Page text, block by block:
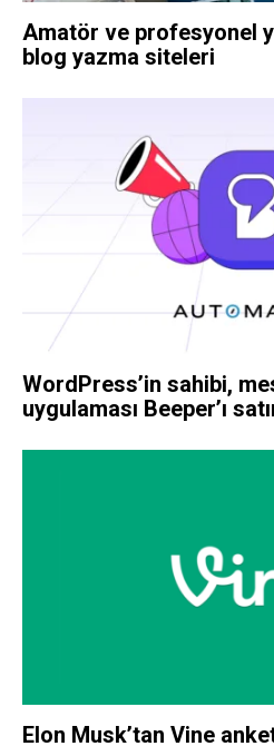
Amatör ve profesyonel
blog yazma siteleri
WordPress’in sahibi,
uygulaması Beeper’ı
Elon Musk’tan Vine